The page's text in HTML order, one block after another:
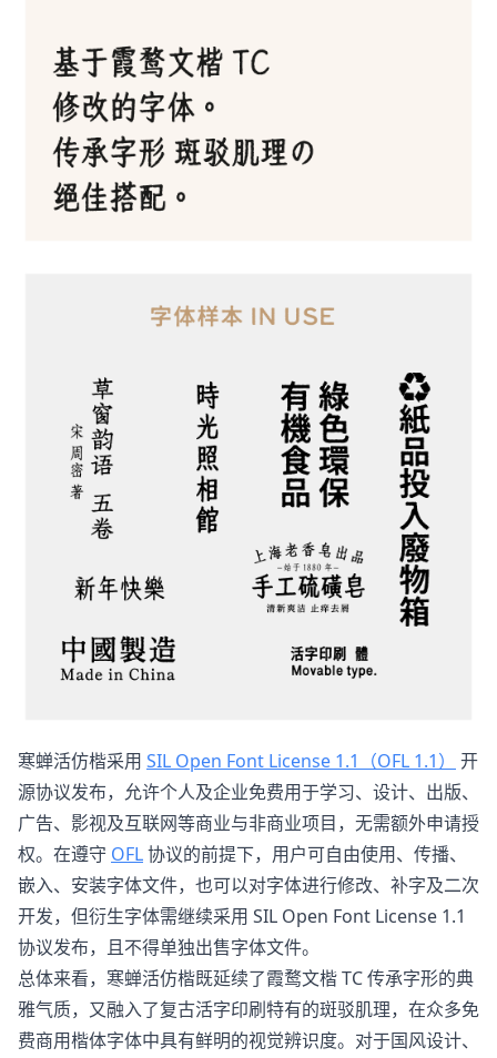
寒蝉活仿楷采用 SIL Open Font License 1.1（OFL 1.1）
开
源协议发布，允许个人及企业免费用于学习、设计、出版、
广告、影视及互联网等商业与非商业项目，无需额外申请授
权。在遵守 OFL协议的前提下，用户可自由使用、传播、
嵌入、安装字体文件，也可以对字体进行修改、补字及二次
开发，但衍生字体需继续采用 SIL Open Font License 1.1
协议发布，且不得单独出售字体文件。
总体来看，寒蝉活仿楷既延续了霞鹜文楷 TC 传承字形的典
雅气质，又融入了复古活字印刷特有的斑驳肌理，在众多免
费商用楷体字体中具有鲜明的视觉辨识度。对于国风设计、